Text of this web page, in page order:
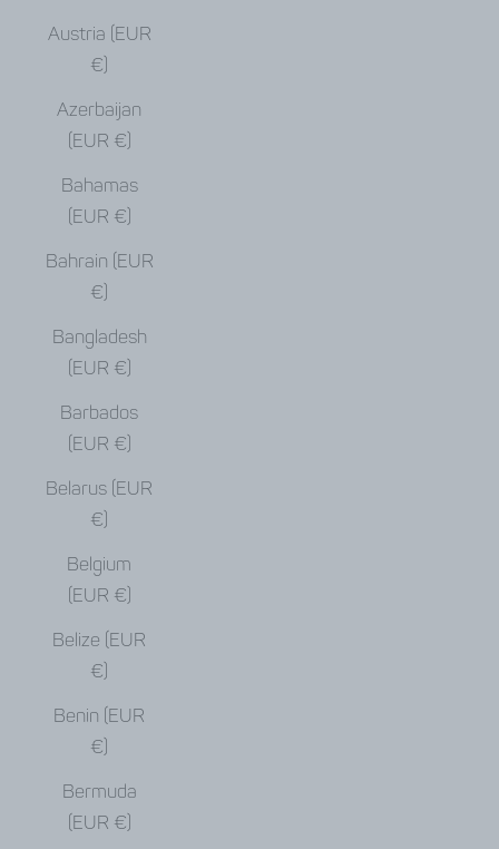
Austria (EUR
€)
Azerbaijan
(EUR €)
Bahamas
(EUR €)
Bahrain (EUR
€)
Bangladesh
(EUR €)
Barbados
(EUR €)
Belarus (EUR
€)
Belgium
(EUR €)
Belize (EUR
€)
Benin (EUR
€)
Bermuda
(EUR €)